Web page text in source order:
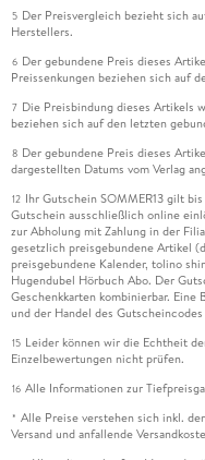
5 Der Preisvergleich bezieht sich
Herstellers.
6 Der gebundene Preis dieses
Preissenkungen beziehen sich auf
7 Die Preisbindung dieses Artikels
beziehen sich auf den letzten
8 Der gebundene Preis dieses
dargestellten Datums vom Verlag
12 Ihr Gutschein SOMMER13 gilt
Gutschein ausschließlich online
zur Abholung mit Zahlung in der
gesetzlich preisgebundene Artikel
preisgebundene Kalender, tolino
Hugendubel Hörbuch Abo. Der
Geschenkkarten kombinierbar.
und der Handel des
15 Leider können wir die Echtheit
Einzelbewertungen nicht prüfen.
16 Alle Informationen zur
* Alle Preise verstehen sich inkl.
Versand und anfallende